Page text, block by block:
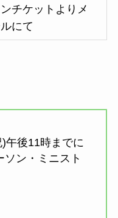
チケットよりメ
にて
午後11時までに
ン・ミニスト